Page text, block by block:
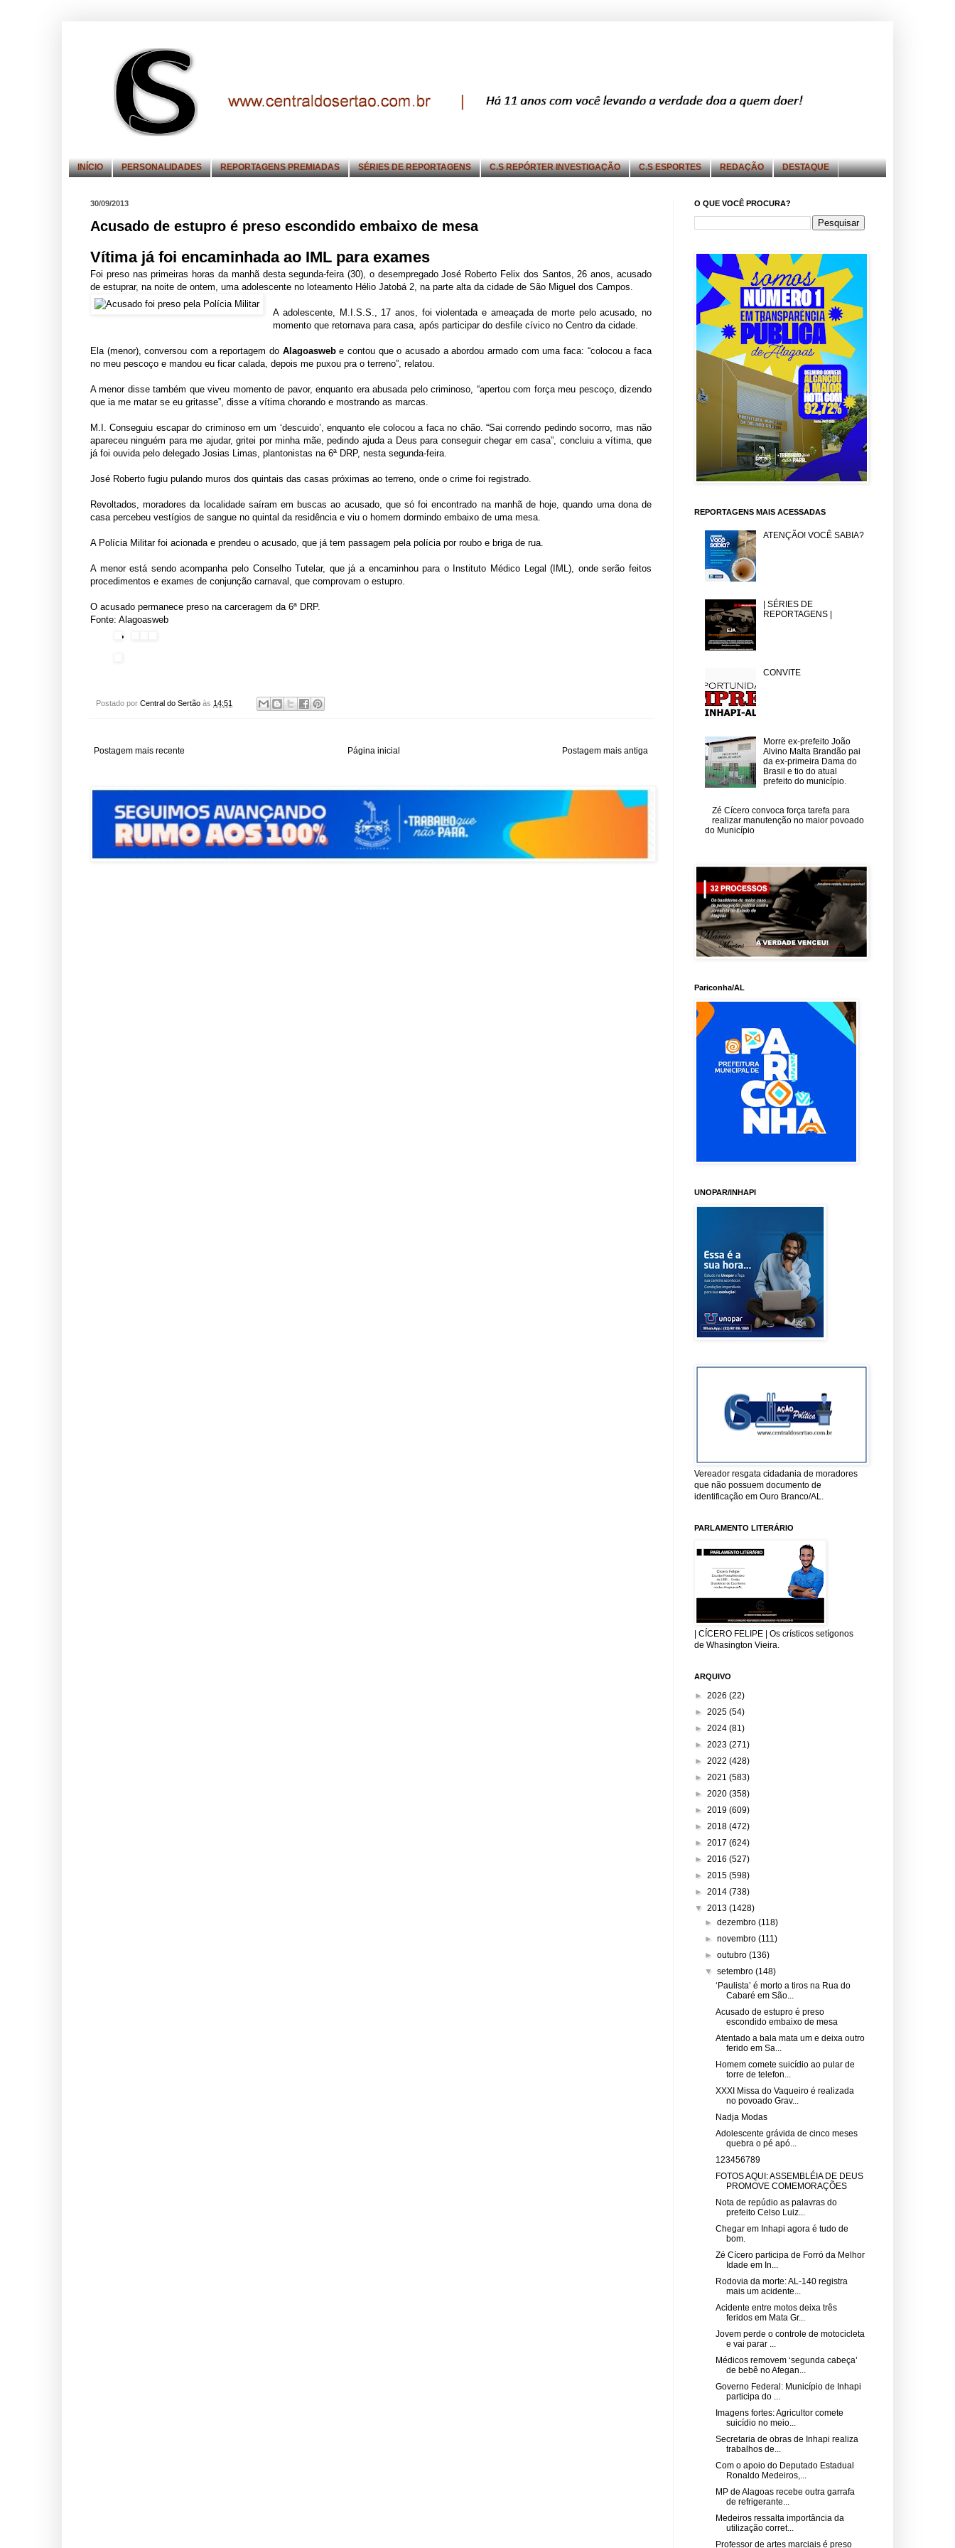
INÍCIO PERSONALIDADES REPORTAGENS PREMIADAS SÉRIES DE REPORTAGENS C.S REPÓRTER INVESTIGAÇÃO C.S ESPORTES REDAÇÃO DESTAQUE
30/09/2013
Acusado de estupro é preso escondido embaixo de mesa
Vítima já foi encaminhada ao IML para exames
Foi preso nas primeiras horas da manhã desta segunda-feira (30), o desempregado José Roberto Felix dos Santos, 26 anos, acusado
de estuprar, na noite de ontem, uma adolescente no loteamento Hélio Jatobá 2, na parte alta da cidade de São Miguel dos Campos.
A adolescente, M.I.S.S., 17 anos, foi violentada e ameaçada de morte pelo acusado, no
momento que retornava para casa, após participar do desfile cívico no Centro da cidade.
Ela (menor), conversou com a reportagem do Alagoaswebe contou que o acusado a abordou armado com uma faca: “colocou a faca
no meu pescoço e mandou eu ficar calada, depois me puxou pra o terreno”, relatou.
A menor disse também que viveu momento de pavor, enquanto era abusada pelo criminoso, “apertou com força meu pescoço, dizendo
que ia me matar se eu gritasse”, disse a vítima chorando e mostrando as marcas.
M.I. Conseguiu escapar do criminoso em um ‘descuido’, enquanto ele colocou a faca no chão. “Sai correndo pedindo socorro, mas não
apareceu ninguém para me ajudar, gritei por minha mãe, pedindo ajuda a Deus para conseguir chegar em casa”, concluiu a vítima, que
já foi ouvida pelo delegado Josias Limas, plantonistas na 6ª DRP, nesta segunda-feira.
José Roberto fugiu pulando muros dos quintais das casas próximas ao terreno, onde o crime foi registrado.
Revoltados, moradores da localidade saíram em buscas ao acusado, que só foi encontrado na manhã de hoje, quando uma dona de
casa percebeu vestígios de sangue no quintal da residência e viu o homem dormindo embaixo de uma mesa.
A Polícia Militar foi acionada e prendeu o acusado, que já tem passagem pela polícia por roubo e briga de rua.
A menor está sendo acompanha pelo Conselho Tutelar, que já a encaminhou para o Instituto Médico Legal (IML), onde serão feitos
procedimentos e exames de conjunção carnaval, que comprovam o estupro.
O acusado permanece preso na carceragem da 6ª DRP.
Fonte: Alagoasweb
Postado por Central do Sertão às 14:51
Postagem mais recente Postagem mais antiga
Página inicial
O QUE VOCÊ PROCURA?
REPORTAGENS MAIS ACESSADAS
ATENÇÃO! VOCÊ SABIA?
| SÉRIES DE
REPORTAGENS |
CONVITE
Morre ex-prefeito João
Alvino Malta Brandão pai
da ex-primeira Dama do
Brasil e tio do atual
prefeito do município.
Zé Cícero convoca força tarefa para
realizar manutenção no maior povoado
do Município
Pariconha/AL
UNOPAR/INHAPI
Vereador resgata cidadania de moradores
que não possuem documento de
identificação em Ouro Branco/AL.
PARLAMENTO LITERÁRIO
| CÍCERO FELIPE | Os crísticos setígonos
de Whasington Vieira.
ARQUIVO
► 2026 (22)
► 2025 (54)
► 2024 (81)
► 2023 (271)
► 2022 (428)
► 2021 (583)
► 2020 (358)
► 2019 (609)
► 2018 (472)
► 2017 (624)
► 2016 (527)
► 2015 (598)
► 2014 (738)
▼ 2013 (1428)
►dezembro(118)
►novembro(111)
►outubro(136)
▼setembro(148)
‘Paulista’ é morto a tiros na Rua do
Cabaré em São...
Acusado de estupro é preso
escondido embaixo de mesa
Atentado a bala mata um e deixa outro
ferido em Sa...
Homem comete suicídio ao pular de
torre de telefon...
XXXI Missa do Vaqueiro é realizada
no povoado Grav...
Nadja Modas
Adolescente grávida de cinco meses
quebra o pé apó...
123456789
FOTOS AQUI: ASSEMBLÉIA DE DEUS
PROMOVE COMEMORAÇÕES
Nota de repúdio as palavras do
prefeito Celso Luiz...
Chegar em Inhapi agora é tudo de
bom.
Zé Cícero participa de Forró da Melhor
Idade em In...
Rodovia da morte: AL-140 registra
mais um acidente...
Acidente entre motos deixa três
feridos em Mata Gr...
Jovem perde o controle de motocicleta
e vai parar ...
Médicos removem ‘segunda cabeça’
de bebê no Afegan...
Governo Federal: Município de Inhapi
participa do ...
Imagens fortes: Agricultor comete
suicídio no meio...
Secretaria de obras de Inhapi realiza
trabalhos de...
Com o apoio do Deputado Estadual
Ronaldo Medeiros,...
MP de Alagoas recebe outra garrafa
de refrigerante...
Medeiros ressalta importância da
utilização corret...
Professor de artes marciais é preso